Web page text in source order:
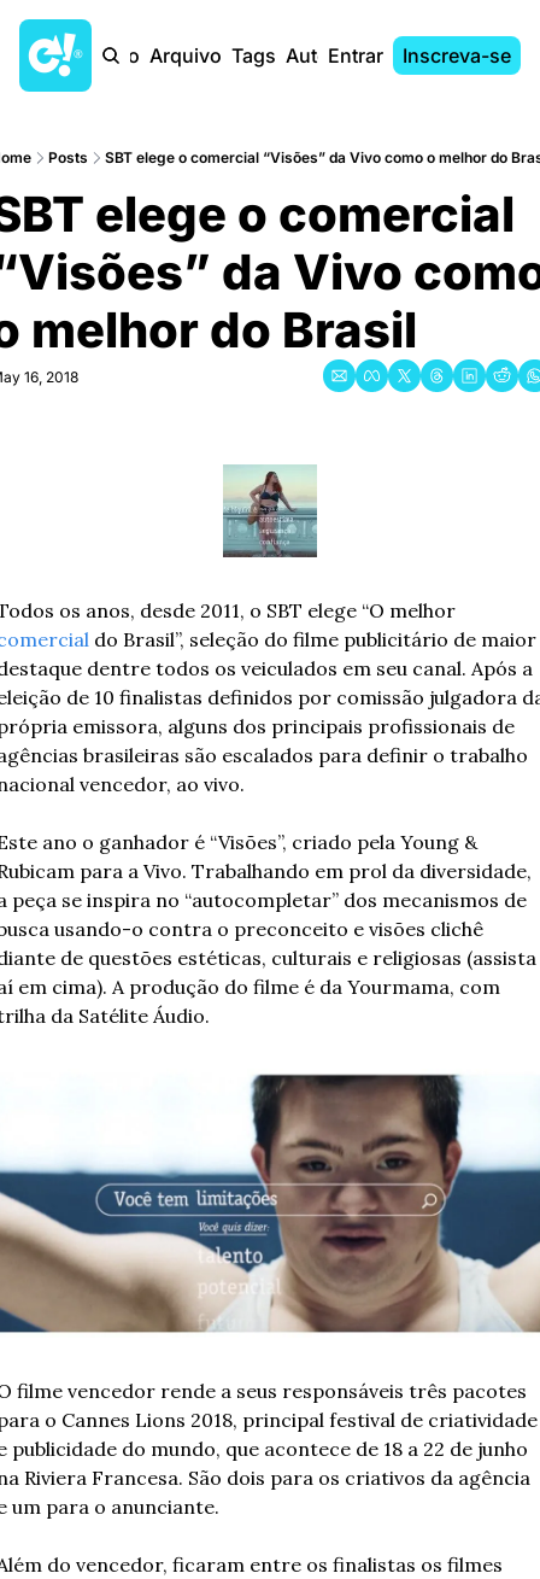
Início Arquivo Tags AutoresEntrar Inscreva-se
Posts SBT elege o comercial “Visões” da Vivo como o melhor do
elege o comercial
da Vivo
melhor do Brasil
16, 2018
Todos os anos, desde 2011, o SBT elege “O melhor
do Brasil”, seleção do filme publicitário de maior
dentre todos os veiculados em seu canal. Após a
de 10 finalistas definidos por comissão julgadora
emissora, alguns dos principais profissionais de
brasileiras são escalados para definir o trabalho
vencedor, ao vivo.
ano o ganhador é “Visões”, criado pela Young &
para a Vivo. Trabalhando em prol da diversidade,
peça se inspira no “autocompletar” dos mecanismos de
usando-o contra o preconceito e visões clichê
de questões estéticas, culturais e religiosas (assista
em cima). A produção do filme é da Yourmama, com
da Satélite Áudio.
filme vencedor rende a seus responsáveis três pacotes
o Cannes Lions 2018, principal festival de criatividade
publicidade do mundo, que acontece de 18 a 22 de junho
Riviera Francesa. São dois para os criativos da agência
um para o anunciante.
do vencedor, ficaram entre os finalistas os filmes